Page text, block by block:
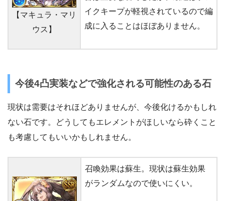
【マキュラ・マリ
ウス】
イクキープが軽視されているので編
成に入ることはほぼありません。
今後4凸実装などで強化される可能性のある石
現状は需要はそれほどありませんが、今後化けるかもしれ
ない石です。どうしてもエレメントがほしいなら砕くこと
も考慮してもいいかもしれません。
召喚効果は蘇生。現状は蘇生効果
がランダムなので使いにくい。